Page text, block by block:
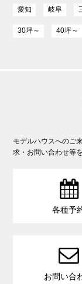
愛知 岐阜
30坪～ 40坪～
モデルハウスへのご
求・お問い合わせ等

各種予

お問い合